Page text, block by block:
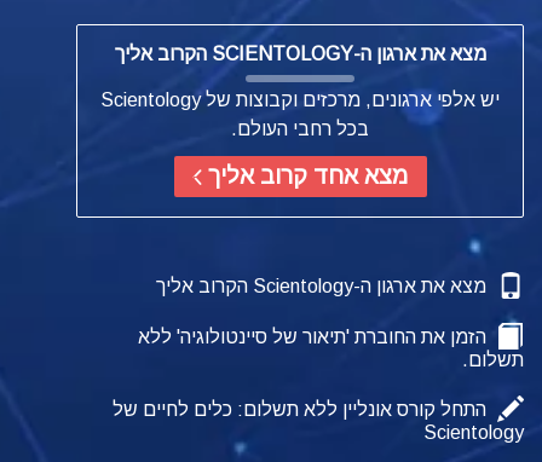
מצא את ארגון ה-SCIENTOLOGY הקרוב אליך
יש אלפי ארגונים, מרכזים וקבוצות של Scientology
בכל רחבי העולם.
מצא אחד קרוב אליך
מצא את ארגון ה-Scientology הקרוב אליך
הזמן את החוברת 'תיאור של סיינטולוגיה' ללא
תשלום.
התחל קורס אונליין ללא תשלום: כלים לחיים של
Scientology